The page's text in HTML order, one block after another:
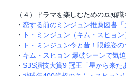
（４）ドラマを楽しむための豆知
・ 恋する前のミンジュン推薦図書「
・
ト・ミンジュン（キム・スヒョ
・
ト・ミンジュン今と昔！眼鏡姿
・ キム・スヒョン 爆破シーンで気
・ SBS演技大賞9 冠王「星から来た